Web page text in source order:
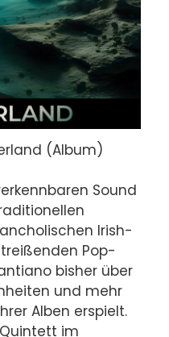
(Album)
Sound
Irish-
Pop-
bisher über
und mehr
Alben erspielt.
im